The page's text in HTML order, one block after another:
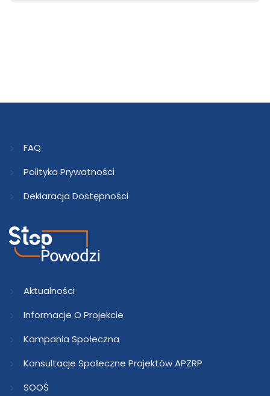
FAQ
Polityka Prywatności
Deklaracja Dostępności
Aktualności
Informacje O Projekcie
Kampania Społeczna
Konsultacje Społeczne Projektów APZRP
SOOŚ